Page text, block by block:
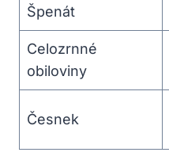
Špenát
Celozrnné
obiloviny
Česnek